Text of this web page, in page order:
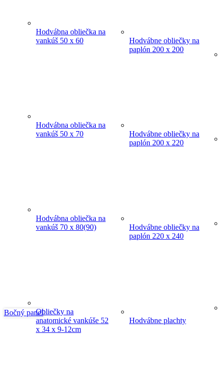
Hodvábna obliečka na
vankúš 50 x 60
Hodvábna obliečka na
vankúš 50 x 70
Hodvábna obliečka na
vankúš 70 x 80(90)
Obliečky na
anatomické vankúše 52
x 34 x 9-12cm
Hodvábne obliečky na
paplón 200 x 200
Hodvábne obliečky na
paplón 200 x 220
Hodvábne obliečky na
paplón 220 x 240
Hodvábne plachty
Bočný panel